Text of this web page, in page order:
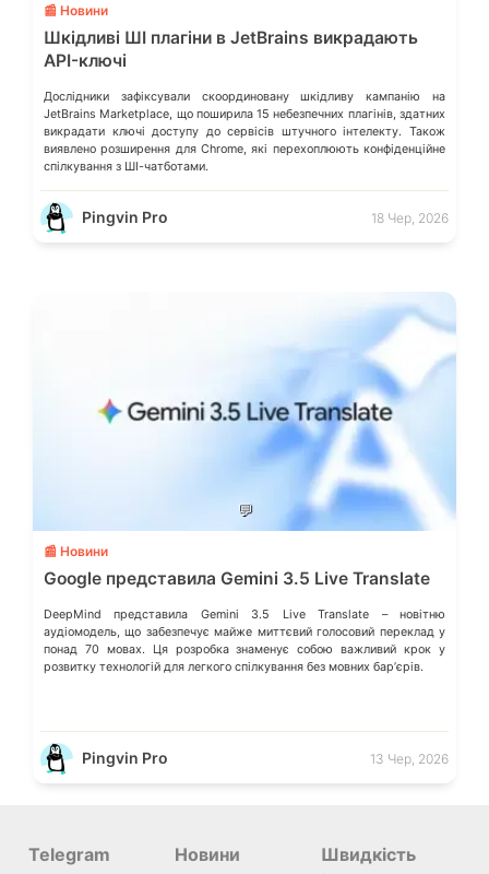
📰 Новини
Шкідливі ШІ плагіни в JetBrains викрадають
API-ключі
Дослідники зафіксували скоординовану шкідливу кампанію на
JetBrains Marketplace, що поширила 15 небезпечних плагінів, здатних
викрадати ключі доступу до сервісів штучного інтелекту. Також
виявлено розширення для Chrome, які перехоплюють конфіденційне
спілкування з ШІ-чатботами.
Pingvin Pro 18 Чер, 2026
💬
📰 Новини
Google представила Gemini 3.5 Live Translate
DeepMind представила Gemini 3.5 Live Translate – новітню
аудіомодель, що забезпечує майже миттєвий голосовий переклад у
понад 70 мовах. Ця розробка знаменує собою важливий крок у
розвитку технологій для легкого спілкування без мовних барʼєрів.
Pingvin Pro 13 Чер, 2026
Telegram Новини
Швидкість